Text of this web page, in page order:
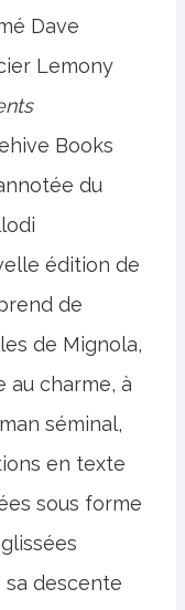
Dave
Lemony
Books
du
édition de
de
de Mignola,
au charme, à
séminal,
en texte
sous forme
descente